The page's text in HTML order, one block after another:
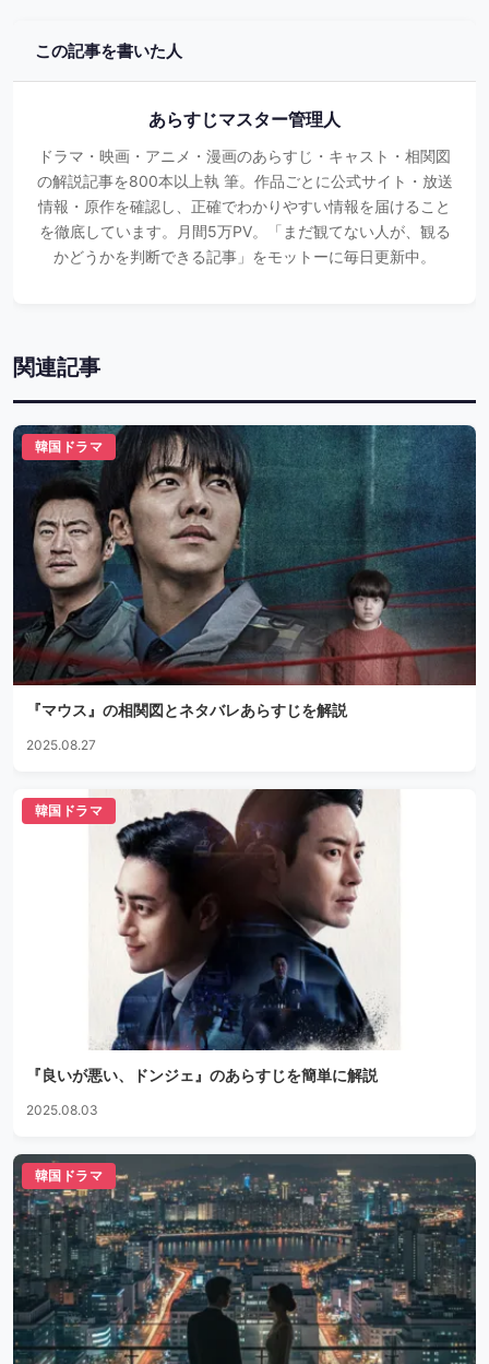
この記事を書いた人
あらすじマスター管理人
ドラマ・映画・アニメ・漫画のあらすじ・キャスト・相関図
の解説記事を800本以上執 筆。作品ごとに公式サイト・放送
情報・原作を確認し、正確でわかりやすい情報を届けること
を徹底しています。月間5万PV。「まだ観てない人が、観る
かどうかを判断できる記事」をモットーに毎日更新中。
関連記事
韓国ドラマ
『マウス』の相関図とネタバレあらすじを解説
2025.08.27
韓国ドラマ
『良いが悪い、ドンジェ』のあらすじを簡単に解説
2025.08.03
韓国ドラマ